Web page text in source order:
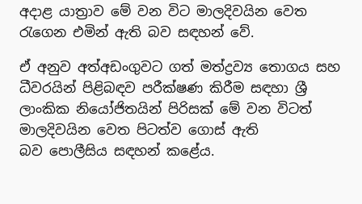
අදාළ යාත්‍රාව මේ වන විට මාලදිවයින වෙත
රැගෙන එමින් ඇති බව සඳහන් වේ.
ඒ අනුව අත්අඩංගුවට ගත් මත්ද්‍රව්‍ය තොගය සහ
ධීවරයින් පිළිබඳව පරීක්ෂණ කිරීම සඳහා ශ්‍රී
ලාංකික නියෝජිතයින් පිරිසක් මේ වන විටත්
මාලදිවයින වෙත පිටත්ව ගොස් ඇති
බව පොලීසිය සඳහන් කළේය.